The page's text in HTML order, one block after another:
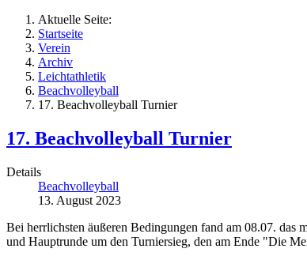
Aktuelle Seite:
Startseite
Verein
Archiv
Leichtathletik
Beachvolleyball
17. Beachvolleyball Turnier
17. Beachvolleyball Turnier
Details
Beachvolleyball
13. August 2023
Bei herrlichsten äußeren Bedingungen fand am 08.07.
und Hauptrunde um den Turniersieg, den am Ende "Die